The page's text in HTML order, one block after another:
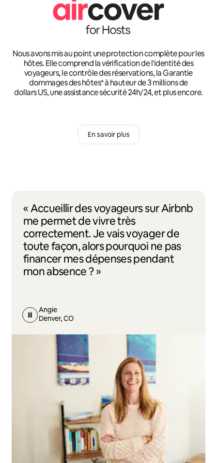
Nous avons mis au point une protection complète pour les
hôtes. Elle comprend la vérification de l'identité des
voyageurs, le contrôle des réservations, la Garantie
dommages des hôtes* à hauteur de 3 millions de
dollars US, une assistance sécurité 24h/24, et plus encore.
En savoir plus
« Accueillir des voyageurs sur Airbnb
me permet de vivre très
correctement. Je vais voyager de
toute façon, alors pourquoi ne pas
financer mes dépenses pendant
mon absence ? »
Angie
Denver, CO